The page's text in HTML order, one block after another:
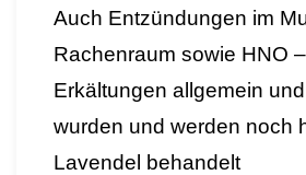
Auch Entzündungen im
Rachenraum sowie HNO
Erkältungen allgemein
wurden und werden noch
Lavendel behandelt